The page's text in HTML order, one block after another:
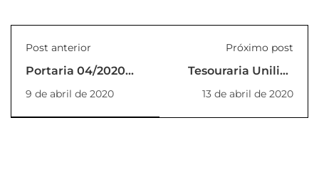
Post anterior
Portaria 04/2020
DAF
9 de abril de 2020
Próximo post
Tesouraria Unilins
informa
13 de abril de 2020